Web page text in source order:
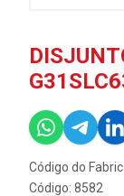
Código do
Código: 8582